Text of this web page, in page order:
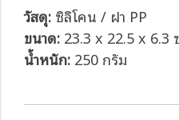
วัสดุ: ซิลิโคน / ฝา PP
ขนาด: 23.3 x 22.5 x 6.3
น้ำหนัก: 250 กรัม